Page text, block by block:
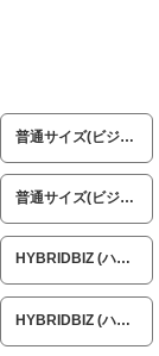
普通サイズ(ビジネス・カジュアル)
普通サイズ(ビジネス・カジュアル)
HYBRIDBIZ (ハイブリッドビズ)
HYBRIDBIZ (ハイブリッドビズ)